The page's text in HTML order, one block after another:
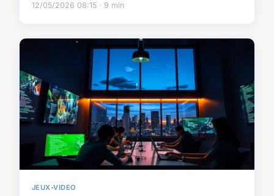
12/05/2026 08:15 · 9 min
JEUX-VIDEO